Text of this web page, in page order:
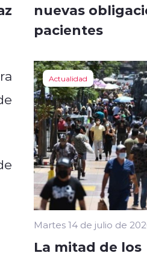
nuevas
pacientes
Actualidad
Martes 14 de julio de
La mitad de los